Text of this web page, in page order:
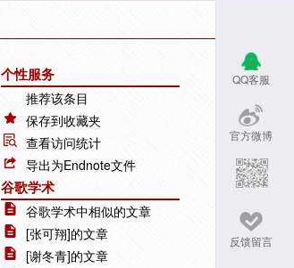
QQ客服
官方微博
反馈留言
个性服务
推荐该条目
保存到收藏夹
查看访问统计
导出为Endnote文件
谷歌学术
谷歌学术中相似的文章
[张可翔]的文章
[谢冬青]的文章